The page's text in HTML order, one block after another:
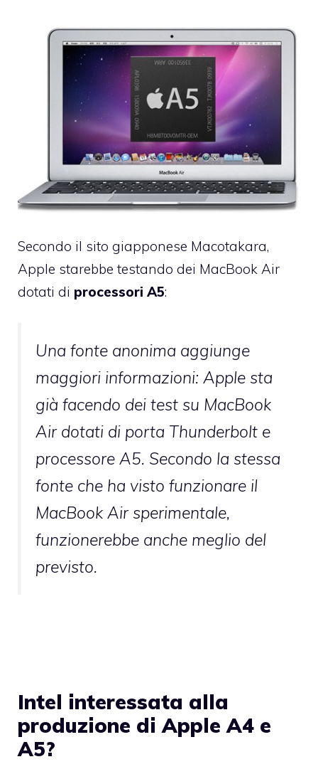
Secondo il sito giapponese Macotakara,
Apple starebbe testando dei MacBook Air
dotati di processori A5:
Una fonte anonima aggiunge
maggiori informazioni: Apple sta
già facendo dei test su MacBook
Air dotati di porta Thunderbolt e
processore A5. Secondo la stessa
fonte che ha visto funzionare il
MacBook Air sperimentale,
funzionerebbe anche meglio del
previsto.
Intel interessata alla
produzione di Apple A4 e
A5?